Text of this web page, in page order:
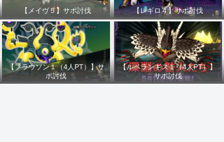
【メイヴ５】サポ討伐 【レギロ４】サポ討伐
【フラウソン１（4人PT）】サ
ポ討伐
【ルベランギス１（4人PT）】
サポ討伐